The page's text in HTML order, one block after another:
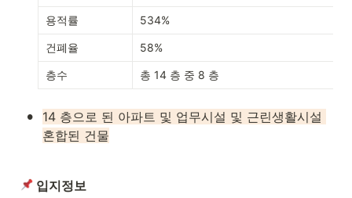
용적률 534%
건폐율 58%
층수 총 14 층 중 8 층
•
14 층으로 된 아파트 및 업무시설 및 근린생활시설
혼합된 건물
입지정보